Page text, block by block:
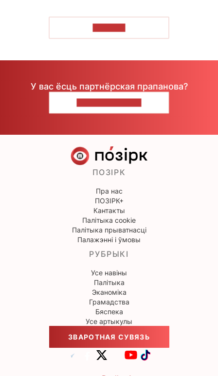
У вас ёсць партнёрская прапанова?
ПОЗІРК
Пра нас
ПОЗІРК+
Кантакты
Палітыка cookie
Палітыка прыватнасці
Палажэнні і ўмовы
РУБРЫКІ
Усе навіны
Палітыка
Эканоміка
Грамадства
Бяспека
Усе артыкулы
ЗВАРОТНАЯ СУВЯЗЬ